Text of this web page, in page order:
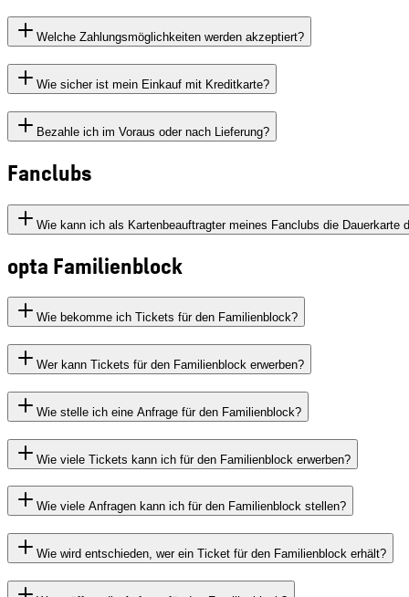
Welche Zahlungsmöglichkeiten werden akzeptiert?
Wie sicher ist mein Einkauf mit Kreditkarte?
Bezahle ich im Voraus oder nach Lieferung?
Fanclubs
Wie kann ich als Kartenbeauftragter meines Fanclubs die Dauerkarte
opta Familienblock
Wie bekomme ich Tickets für den Familienblock?
Wer kann Tickets für den Familienblock erwerben?
Wie stelle ich eine Anfrage für den Familienblock?
Wie viele Tickets kann ich für den Familienblock erwerben?
Wie viele Anfragen kann ich für den Familienblock stellen?
Wie wird entschieden, wer ein Ticket für den Familienblock erhält?